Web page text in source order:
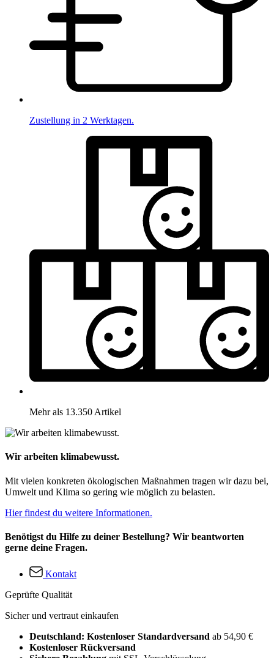
Zustellung in 2 Werktagen.
Mehr als 13.350 Artikel
Wir arbeiten klimabewusst.
Mit vielen konkreten ökologischen Maßnahmen tragen wir dazu bei,
Umwelt und Klima so gering wie möglich zu belasten.
Hier findest du weitere Informationen.
Benötigst du Hilfe zu deiner Bestellung? Wir beantworten
gerne deine Fragen.
Kontakt
Geprüfte Qualität
Sicher und vertraut einkaufen
Deutschland: Kostenloser Standardversand ab 54,90 €
Kostenloser Rückversand